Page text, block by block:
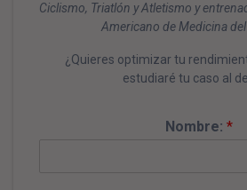
Ciclismo, Triatlón y Atletismo y
Americano de Medicina del
¿Quieres optimizar tu
estudiaré tu caso al
Nombre: *